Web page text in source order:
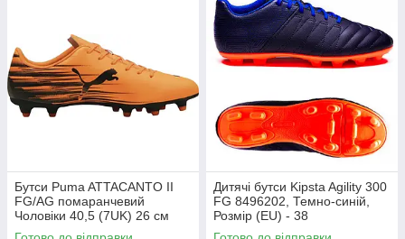
Бутси Puma ATTACANTO II
FG/AG помаранчевий
Чоловіки 40,5 (7UK) 26 см
108493-04
Дитячі бутси Kipsta Agility 300
FG 8496202, Темно-синій,
Розмір (EU) - 38